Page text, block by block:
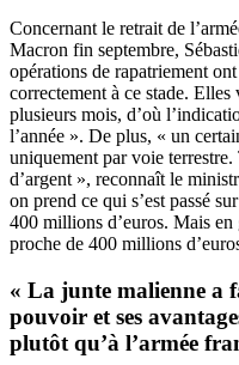
Concernant le retrait de
Macron fin septembre,
opérations de rapatriement
correctement à ce stade.
plusieurs mois, d’où
l’année ». De plus, « un
uniquement par voie
d’argent », reconnaît le
on prend ce qui s’est passé
400 millions d’euros. Mais
proche de 400 millions
« La junte malienne a
pouvoir et ses
plutôt qu’à l’armée